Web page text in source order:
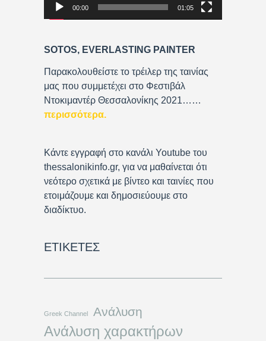
e
r
00:00 01:05
SOTOS, EVERLASTING PAINTER
Παρακολουθείστε το τρέιλερ της ταινίας
μας που συμμετέχει στο Φεστιβάλ
Ντοκιμαντέρ Θεσσαλονίκης 2021……
περισσότερα.
Κάντε εγγραφή στο κανάλι Youtube του
thessalonikinfo.gr, για να μαθαίνεται ότι
νεότερο σχετικά με βίντεο και ταινίες που
ετοιμάζουμε και δημοσιεύουμε στο
διαδίκτυο.
ΕΤΙΚΈΤΕΣ
Greek Channel Ανάλυση
Ανάλυση χαρακτήρων